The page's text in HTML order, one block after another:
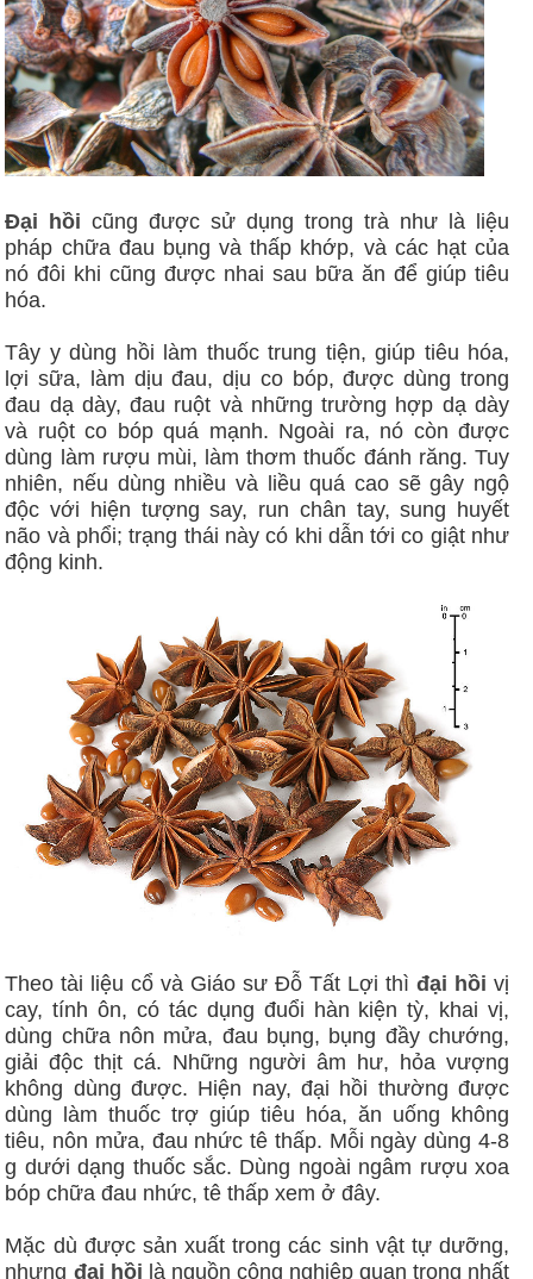
Đại hồi cũng được sử dụng trong trà như là liệu
pháp chữa đau bụng và thấp khớp, và các hạt của
nó đôi khi cũng được nhai sau bữa ăn để giúp tiêu
hóa.
Tây y dùng hồi làm thuốc trung tiện, giúp tiêu hóa,
lợi sữa, làm dịu đau, dịu co bóp, được dùng trong
đau dạ dày, đau ruột và những trường hợp dạ dày
và ruột co bóp quá mạnh. Ngoài ra, nó còn được
dùng làm rượu mùi, làm thơm thuốc đánh răng. Tuy
nhiên, nếu dùng nhiều và liều quá cao sẽ gây ngộ
độc với hiện tượng say, run chân tay, sung huyết
não và phổi; trạng thái này có khi dẫn tới co giật như
động kinh.
Theo tài liệu cổ và Giáo sư Đỗ Tất Lợi thìđại hồi vị
cay, tính ôn, có tác dụng đuổi hàn kiện tỳ, khai vị,
dùng chữa nôn mửa, đau bụng, bụng đầy chướng,
giải độc thịt cá. Những người âm hư, hỏa vượng
không dùng được. Hiện nay, đại hồi thường được
dùng làm thuốc trợ giúp tiêu hóa, ăn uống không
tiêu, nôn mửa, đau nhức tê thấp. Mỗi ngày dùng 4-8
g dưới dạng thuốc sắc. Dùng ngoài ngâm rượu xoa
bóp chữa đau nhức, tê thấp xem ở đây.
Mặc dù được sản xuất trong các sinh vật tự dưỡng,
nhưng đại hồi là nguồn công nghiệp quan trọng nhất